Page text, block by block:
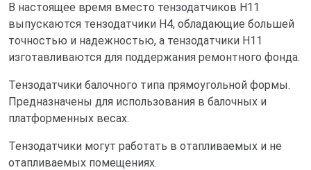
В настоящее время вместо тензодатчиков Н11
выпускаются тензодатчики Н4, обладающие большей
точностью и надежностью, а тензодатчики Н11
изготавливаются для поддержания ремонтного фонда.
Тензодатчики балочного типа прямоугольной формы.
Предназначены для использования в балочных и
платформенных весах.
Тензодатчики могут работать в отапливаемых и не
отапливаемых помещениях.